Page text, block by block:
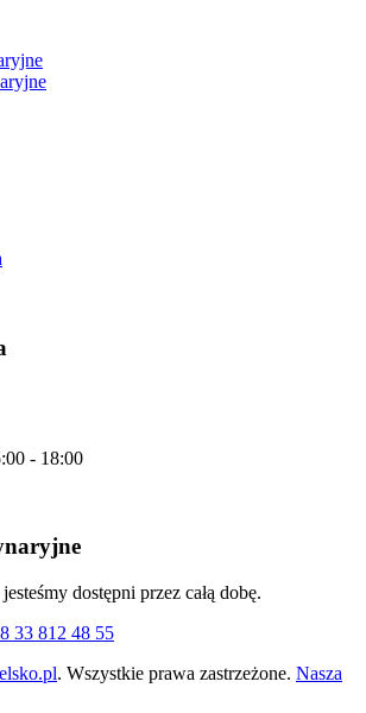
- 18:00
dostępni przez całą dobę.
33 812 48 55
. Wszystkie prawa zastrzeżone. Nasza